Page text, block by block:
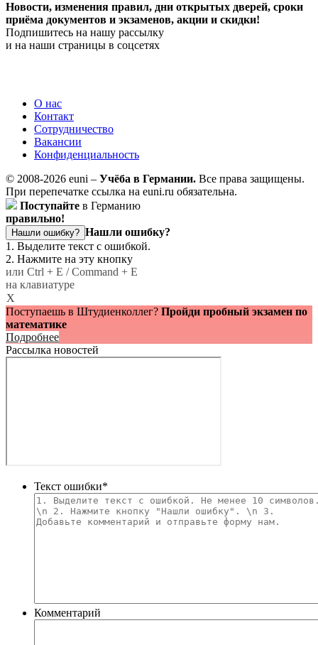
Новости, изменения правил, дни открытых дверей, сроки
приёма документов и экзаменов, акции и скидки!
Подпишитесь на нашу рассылку
и на наши страницы в соцсетях
О нас
Контакт
Сотрудничество
Вакансии
Конфиденциальность
© 2008-2026 euni – Учёба в Германии. Все права защищены.
При перепечатке ссылка на euni.ru обязательна.
Поступайте в Германию
правильно!
Нашли ошибку? Нашли ошибку?
1. Выделите текст с ошибкой.
2. Нажмите на эту кнопку
или Ctrl + E / Command + E
на клавиатуре
X
Поступаешь в Штудиенколлег? Пройди пробный экзамен по
математике
Подробнее
Рассылка новостей
Текст ошибки*
Комментарий